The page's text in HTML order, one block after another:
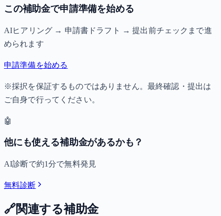
この補助金で申請準備を始める
AIヒアリング → 申請書ドラフト → 提出前チェックまで進
められます
申請準備を始める
※採択を保証するものではありません。最終確認・提出は
ご自身で行ってください。
🤖
他にも使える補助金があるかも？
AI診断で約1分で無料発見
無料診断
🔗関連する補助金